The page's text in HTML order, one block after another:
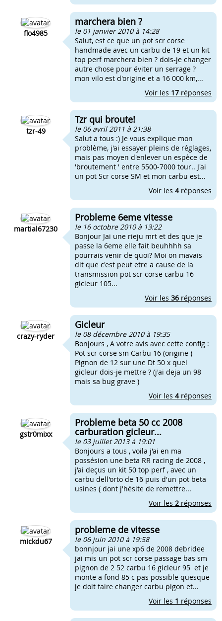
flo4985
marchera bien ?
le 01 janvier 2010 à 14:28
Salut, est ce que un pot scr corse
handmade avec un carbu de 19 et un kit
top perf marchera bien ? dois-je changer
autre chose pour éviter un serrage ?
mon vilo est d'origine et a 16 000 km,...
Voir les 17 réponses
tzr-49
Tzr qui broute!
le 06 avril 2011 à 21:38
Salut a tous :) Je vous explique mon
problème, j'ai essayer pleins de réglages,
mais pas moyen d'enlever un espèce de
'broutement ' entre 5500-7000 tour.. J'ai
un pot Scr corse SM et mon carbu est...
Voir les 4réponses
martial67230
Probleme 6eme vitesse
le 16 octobre 2010 à 13:22
Bonjour Jai une rieju mrt et des que je
passe la 6eme elle fait beuhhhh sa
pourrais venir de quoi? Moi on mavais
dit que c'est peut etre a cause de la
transmission pot scr corse carbu 16
gicleur 105...
Voir les 36 réponses
crazy-ryder
Gicleur
le 08 décembre 2010 à 19:35
Bonjours , A votre avis avec cette config :
Pot scr corse sm Carbu 16 (origine )
Pignon de 12 sur une Dt 50 x quel
gicleur dois-je mettre ? (j'ai deja un 98
mais sa bug grave )
Voir les 4réponses
gstr0mixx
Probleme beta 50 cc 2008
carburation gicleur...
le 03 juillet 2013 à 19:01
Bonjours a tous , voila j'ai en ma
possésion une beta RR racing de 2008 ,
j'ai deçus un kit 50 top perf , avec un
carbu dell'orto de 16 puis d'un pot beta
usines ( dont j'hésite de remettre...
Voir les 2 réponses
mickdu67
probleme de vitesse
le 06 juin 2010 à 19:58
bonnjour jai une xp6 de 2008 debridee
jai mis un pot scr corse passage bas sm
pignon de 2 52 carbu 16 gicleur 95 et je
monte a fond 85 c pas possible quesque
je doit faire changer carbu pigon et...
Voir les 1 réponses